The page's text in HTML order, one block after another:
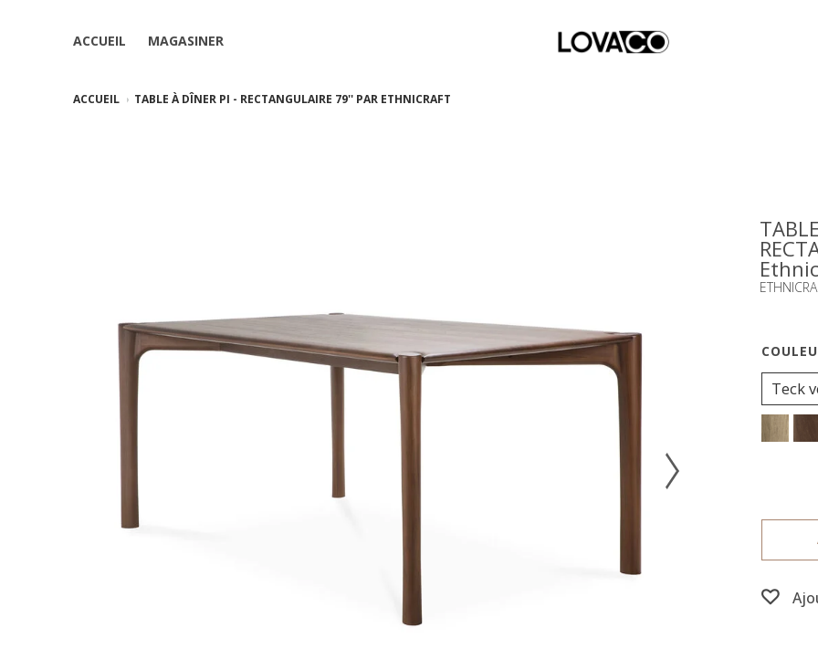
ACCUEIL MAGASINER
ACCUEIL TABLE À DÎNER PI - RECTANGULAIRE 79'' PAR ETHNICRAFT
Teck